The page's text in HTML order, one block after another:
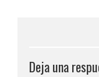
Deja una